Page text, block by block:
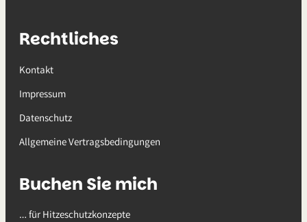
Rechtliches
Kontakt
Impressum
Datenschutz
Allgemeine Vertragsbedingungen
Buchen Sie mich
… für Hitzeschutzkonzepte